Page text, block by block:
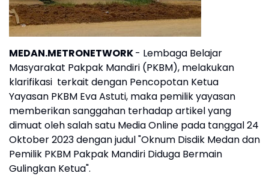
MEDAN.METRONETWORK- Lembaga Belajar
Masyarakat Pakpak Mandiri (PKBM), melakukan
klarifikasi terkait dengan Pencopotan Ketua
Yayasan PKBM Eva Astuti, maka pemilik yayasan
memberikan sanggahan terhadap artikel yang
dimuat oleh salah satu Media Online pada tanggal 24
Oktober 2023 dengan judul "Oknum Disdik Medan dan
Pemilik PKBM Pakpak Mandiri Diduga Bermain
Gulingkan Ketua".